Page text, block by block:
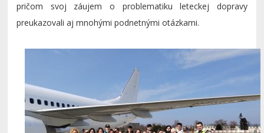
pričom svoj záujem o problematiku leteckej dopravy
preukazovali aj mnohými podnetnými otázkami.